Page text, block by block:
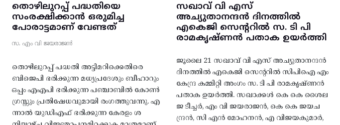
തൊഴിലുറപ്പ് പദ്ധതിയെ
സംരക്ഷിക്കാൻ ഒരുമിച്ച
പോരാട്ടമാണ് വേണ്ടത്
സ. എം വി ജയരാജൻ
തൊഴിലുറപ്പ് പദ്ധതി അട്ടിമറിക്കെതിരെ
ബിജെപി ഭരിക്കുന്ന മധ്യപ്രദേശും ബീഹാറും
ഒപ്പം എഎപി ഭരിക്കുന്ന പഞ്ചാബിൽ കോൺ
ഗ്രസ്സും പ്രതിഷേധവുമായി രംഗത്തുവന്നു. എ
ന്നാൽ യുഡിഎഫ് ഭരിക്കുന്ന കേരളം ശ
സഖാവ് വി എസ്
അച്യുതാനന്ദൻ ദിനത്തിൽ
എകെജി സെന്ററിൽ സ. ടി പി
രാമകൃഷ്‌ണൻ പതാക ഉയർത്തി
ജൂലൈ 21 സഖാവ് വി എസ് അച്യുതാനന്ദൻ
ദിനത്തിൽ എകെജി സെന്ററിൽ സിപിഐ എം
കേന്ദ്ര കമ്മിറ്റി അംഗം സ. ടി പി രാമകൃഷ്‌ണൻ
പതാക ഉയർത്തി. സഖാക്കൾ കെ കെ ശൈല
ജ ടീച്ചർ, എം വി ജയരാജൻ, കെ കെ ജയച
ന്ദ്രൻ, സി എൻ മോഹനൻ, എ വിജയകുമാർ,